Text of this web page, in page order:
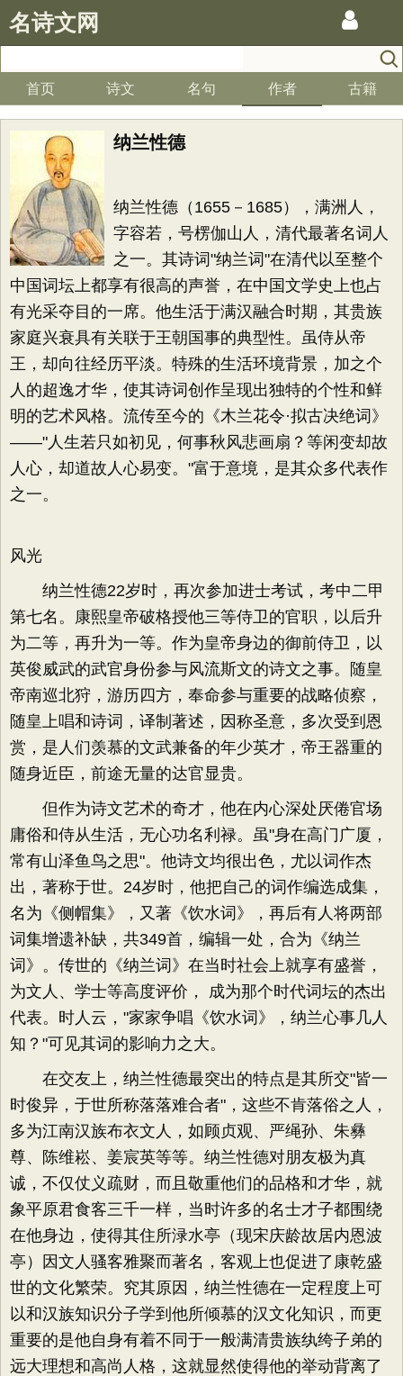
名诗文网
首页 诗文 名句 作者 古籍
纳兰性德
纳兰性德（1655－1685），满洲人，
字容若，号楞伽山人，清代最著名词人
之一。其诗词"纳兰词"在清代以至整个
中国词坛上都享有很高的声誉，在中国文学史上也占
有光采夺目的一席。他生活于满汉融合时期，其贵族
家庭兴衰具有关联于王朝国事的典型性。虽侍从帝
王，却向往经历平淡。特殊的生活环境背景，加之个
人的超逸才华，使其诗词创作呈现出独特的个性和鲜
明的艺术风格。流传至今的《木兰花令·拟古决绝词》
——"人生若只如初见，何事秋风悲画扇？等闲变却故
人心，却道故人心易变。"富于意境，是其众多代表作
之一。
风光
纳兰性德22岁时，再次参加进士考试，考中二甲
第七名。康熙皇帝破格授他三等侍卫的官职，以后升
为二等，再升为一等。作为皇帝身边的御前侍卫，以
英俊威武的武官身份参与风流斯文的诗文之事。随皇
帝南巡北狩，游历四方，奉命参与重要的战略侦察，
随皇上唱和诗词，译制著述，因称圣意，多次受到恩
赏，是人们羡慕的文武兼备的年少英才，帝王器重的
随身近臣，前途无量的达官显贵。
但作为诗文艺术的奇才，他在内心深处厌倦官场
庸俗和侍从生活，无心功名利禄。虽"身在高门广厦，
常有山泽鱼鸟之思"。他诗文均很出色，尤以词作杰
出，著称于世。24岁时，他把自己的词作编选成集，
名为《侧帽集》，又著《饮水词》，再后有人将两部
词集增遗补缺，共349首，编辑一处，合为《纳兰
词》。传世的《纳兰词》在当时社会上就享有盛誉，
为文人、学士等高度评价， 成为那个时代词坛的杰出
代表。时人云，"家家争唱《饮水词》，纳兰心事几人
知？"可见其词的影响力之大。
在交友上，纳兰性德最突出的特点是其所交"皆一
时俊异，于世所称落落难合者"，这些不肯落俗之人，
多为江南汉族布衣文人，如顾贞观、严绳孙、朱彝
尊、陈维崧、姜宸英等等。纳兰性德对朋友极为真
诚，不仅仗义疏财，而且敬重他们的品格和才华，就
象平原君食客三千一样，当时许多的名士才子都围绕
在他身边，使得其住所渌水亭（现宋庆龄故居内恩波
亭）因文人骚客雅聚而著名，客观上也促进了康乾盛
世的文化繁荣。究其原因，纳兰性德在一定程度上可
以和汉族知识分子学到他所倾慕的汉文化知识，而更
重要的是他自身有着不同于一般满清贵族纨绔子弟的
远大理想和高尚人格，这就显然使得他的举动背离了